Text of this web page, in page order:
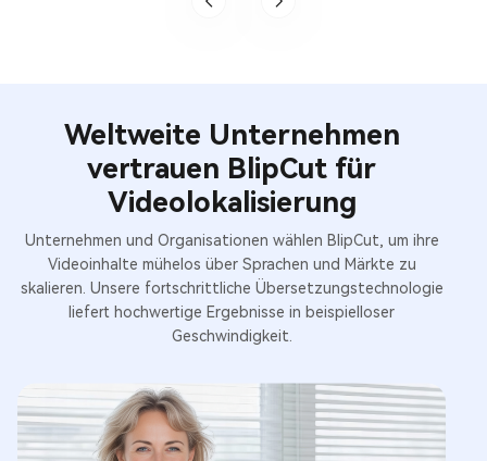
Weltweite Unternehmen
vertrauen BlipCut für
Videolokalisierung
Unternehmen und Organisationen wählen BlipCut, um ihre
Videoinhalte mühelos über Sprachen und Märkte zu
skalieren. Unsere fortschrittliche Übersetzungstechnologie
liefert hochwertige Ergebnisse in beispielloser
Geschwindigkeit.